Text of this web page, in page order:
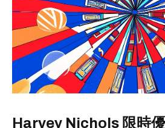
Harvey Nichols 限時